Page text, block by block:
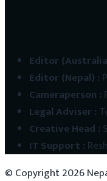
Editor
Editor (Nepal) :
Cameraperson :
Legal Adviser:
Creative Head :
IT Support :
© Copyright2026